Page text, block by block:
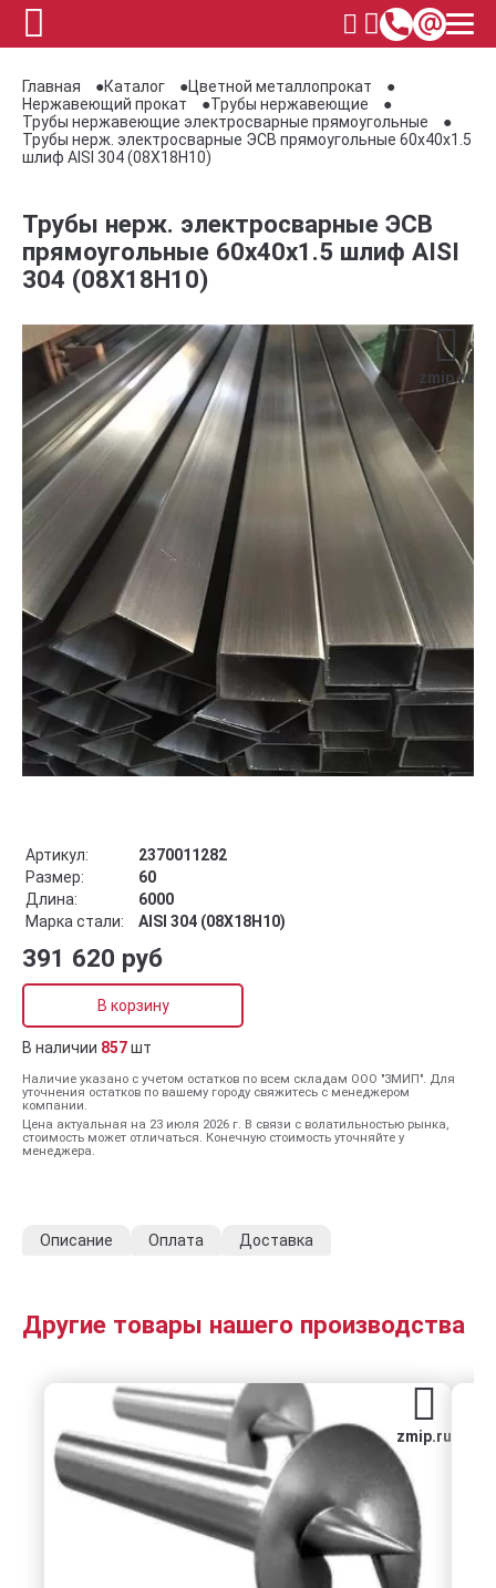
Главная Каталог
Цветной металлопрокат
Нержавеющий прокат
Трубы нержавеющие
Трубы нержавеющие электросварные прямоугольные
Трубы нерж. электросварные ЭСВ прямоугольные 60x40x1.5
шлиф AISI 304 (08Х18Н10)
Трубы нерж. электросварные ЭСВ
прямоугольные 60x40x1.5 шлиф AISI
304 (08Х18Н10)
zmip.ru
Артикул:
2370011282
Размер:
60
Длина:
6000
Марка стали:
AISI 304 (08Х18Н10)
391 620 руб
В корзину
В наличии 857шт
Наличие указано с учетом остатков по всем складам ООО "ЗМИП". Для
уточнения остатков по вашему городу свяжитесь с менеджером
компании.
Цена актуальная на 23 июля 2026 г. В связи с волатильностью рынка,
стоимость может отличаться. Конечную стоимость уточняйте у
менеджера.
Описание Оплата Доставка
Другие товары нашего производства
zmip.ru